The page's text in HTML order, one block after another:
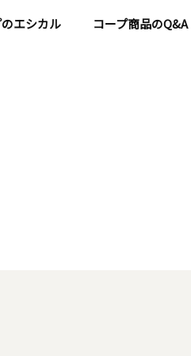
エシカル コープ商品のQ&A